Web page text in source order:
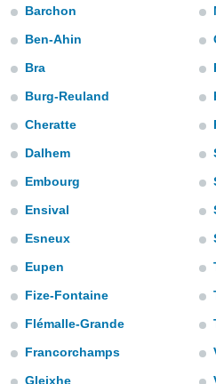
la
todas
nuestros
y análisis
así como
y
ACEPTAR
CONFIGURACIÓN
Barchon
Ben-Ahin
Bra
Burg-Reuland
Cheratte
Dalhem
Embourg
Ensival
Esneux
Eupen
Fize-Fontaine
Flémalle-Grande
Francorchamps
Gleixhe